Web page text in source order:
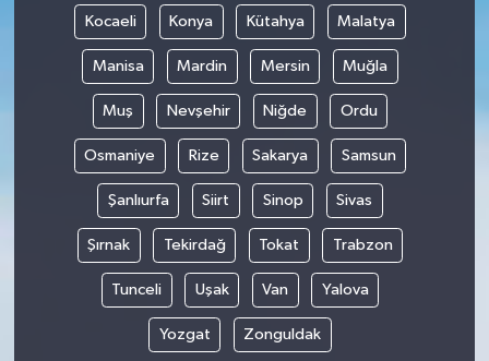
Kocaeli Konya Kütahya Malatya
Manisa Mardin Mersin Muğla
Muş Nevşehir Niğde Ordu
Osmaniye Rize Sakarya Samsun
Şanlıurfa Siirt Sinop Sivas
Şırnak Tekirdağ Tokat Trabzon
Tunceli Uşak Van Yalova
Yozgat Zonguldak